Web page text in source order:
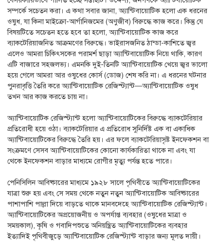
সম্পর্কে সচেতন করা। এ কথা সবার জানা, অ্যান্টিবায়োটিক হলো এক ধরনের
ওষুধ, যা কিনা মাইক্রো-আর্গানিজমের (অণুজীব) বিরুদ্ধে কাজ করে। কিন্তু যে
বিষয়টিতে সচেতন হতে হবে তা হলো, অ্যান্টিবায়োটিক কাজ করে
ব্যাকটেরিয়াজনিত আক্রমণের বিরুদ্ধে। ভাইরাসজনিত ঠান্ডা-কাশিতে জ্বর
এলেও আমরা চিকিৎসকের পরামর্শ ছাড়া অ্যান্টিবায়োটিক নিয়ে থাকি, কারণ
এটি বাজারে সহজলভ্য। এমনকি দুই-তিনটি অ্যান্টিবায়োটিক খেয়ে জ্বর ভালো
হয়ে গেলে আমরা আর ওষুধের কোর্স (ডোজ) শেষ করি না। এ ধরনের ঘটনার
পুনরাবৃত্তি তৈরি করে অ্যান্টিবায়োটিক রেজিস্ট্যান্ট—অ্যান্টিবায়োটিক ওষুধ
তখন আর কাজ করতে চায় না।
অ্যান্টিবায়োটিক রেজিস্ট্যান্ট হলো অ্যান্টিবায়োটিকের বিরুদ্ধে ব্যাকটেরিয়ার
প্রতিরোধী হয়ে ওঠা। ব্যাকটেরিয়ার এ প্রতিরোধ সুনির্দিষ্ট এক বা একাধিক
অ্যান্টিবায়োটিকের বিরুদ্ধে তৈরি হয়। এর ফলে ব্যাকটেরিয়াসৃষ্ট ইনফেকশন বা
সংক্রমণে সেসব অ্যান্টিবায়োটিকের কোনো কার্যকারিতা থাকে না এবং যা
থেকে ইনফেকশন বাড়ার মাধ্যমে রোগীর মৃত্যু পর্যন্ত হতে পারে।
পেনিসিলিন আবিষ্কারের মাধ্যমে ১৯২৮ সালে পৃথিবীতে অ্যান্টিবায়োটিকের
যাত্রা শুরু হয় এবং সে সময় থেকে নতুন নতুন অ্যান্টিবায়োটিক আবিষ্কারের
পাশাপাশি পাল্লা দিয়ে বাড়তে থাকে মানবদেহে অ্যান্টিবায়োটিক রেজিস্ট্যান্ট।
অ্যান্টিবায়োটিকের অপ্রয়োজনীয় ও অপর্যাপ্ত ব্যবহার (ওষুধের মাত্রা ও
সময়কাল), কৃষি ও গবাদিপশুতে অনিয়ন্ত্রিত অ্যান্টিবায়োটিকের ব্যবহার
ইত্যাদিই পৃথিবীজুড়ে অ্যান্টিবায়োটিক রেজিস্ট্যান্ট বাড়ার জন্য মূলত দায়ী।